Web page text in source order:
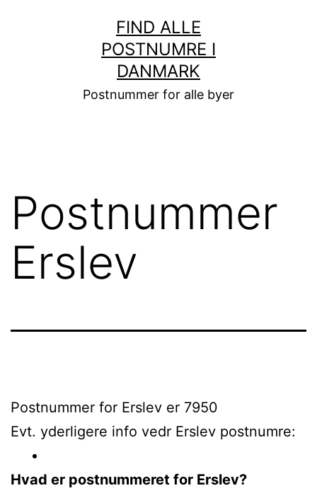
FIND ALLE
POSTNUMRE I
DANMARK
Postnummer for alle byer
Postnummer
Erslev
Postnummer for Erslev er 7950
Evt. yderligere info vedr Erslev postnumre:
Hvad er postnummeret for Erslev?